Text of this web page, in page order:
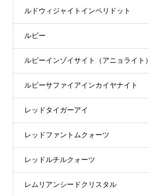
ルドウィジャイトインペリドット
ルビー
ルビーインゾイサイト（アニョライト）
ルビーサファイアインカイヤナイト
レッドタイガーアイ
レッドファントムクォーツ
レッドルチルクォーツ
レムリアンシードクリスタル